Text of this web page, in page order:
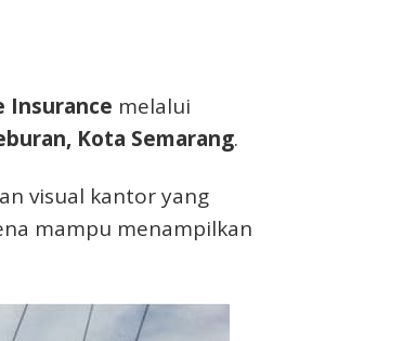
Insurance melalui
Kota Semarang.
visual kantor yang
mampu menampilkan